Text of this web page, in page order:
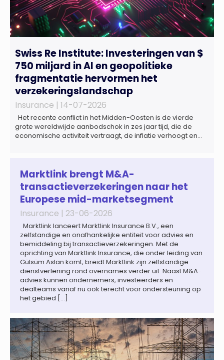
Swiss Re Institute: Investeringen van $
750 miljard in AI en geopolitieke
fragmentatie hervormen het
verzekeringslandschap
Insurance | 14-07-2026
Het recente conflict in het Midden-Oosten is de vierde
grote wereldwijde aanbodschok in zes jaar tijd, die de
economische activiteit vertraagt, de inflatie verhoogt en
wereldwijd naar verwachting afnemen tot 1,3% in reële
termen in […]
Marktlink brengt M&A-
transactieverzekeringen naar het
Europese mid-marketsegment
Insurance | 23-06-2026
Marktlink lanceert Marktlink Insurance B.V., een
zelfstandige en onafhankelijke entiteit voor advies en
bemiddeling bij transactieverzekeringen. Met de
oprichting van Marktlink Insurance, die onder leiding van
Gülsüm Aslan komt, breidt Marktlink zijn zelfstandige
dienstverlening rond overnames verder uit. Naast M&A-
advies kunnen ondernemers, investeerders en
dealteams vanaf nu ook terecht voor ondersteuning op
het gebied […]